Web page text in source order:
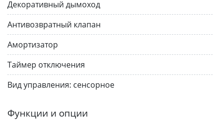
Декоративный дымоход
Антивозвратный клапан
Амортизатор
Таймер отключения
Вид управления: сенсорное
Функции и опции